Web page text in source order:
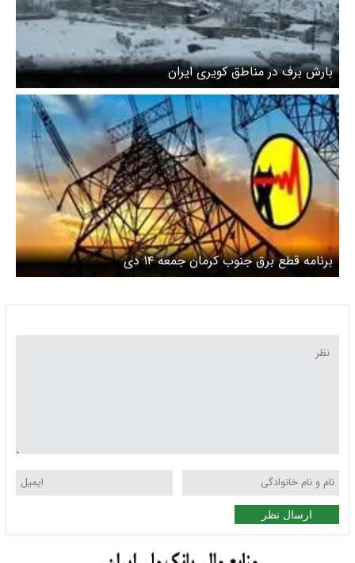
بارش برف در مناطق کویری ایران
برنامه قطع برق جنوب کرمان جمعه ۱۴ دی
ارسال نظر